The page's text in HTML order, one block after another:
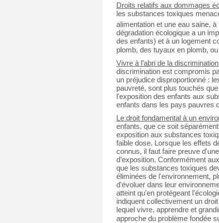
Droits relatifs aux dommages
les substances toxiques
alimentation et une eau saine,
dégradation écologique a un
des enfants) et à un logement
plomb, des tuyaux en plomb, ou
Vivre à l’abri de la discrimination
discrimination est compromis
un préjudice disproportionné :
pauvreté, sont plus touchés
l'exposition des enfants aux
enfants dans les pays pauvres
Le droit fondamental à un
enfants, que ce soit
exposition aux substances
faible dose. Lorsque les effets
connus, il faut faire preuve
d’exposition. Conformément
que les substances toxiques
éliminées de l'environnement,
d'évoluer dans leur
atteint qu'en protégeant
indiquent collectivement un
lequel vivre, apprendre et
approche du problème fondée